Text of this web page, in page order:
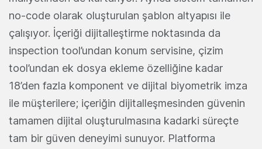
no-code olarak oluşturulan şablon altyapısı ile
çalışıyor. İçeriği dijitalleştirme noktasında da
inspection tool’undan konum servisine, çizim
tool’undan ek dosya ekleme özelliğine kadar
18’den fazla komponent ve dijital biyometrik imza
ile müşterilere; içeriğin dijitalleşmesinden güvenin
tamamen dijital oluşturulmasına kadarki süreçte
tam bir güven deneyimi sunuyor. Platforma